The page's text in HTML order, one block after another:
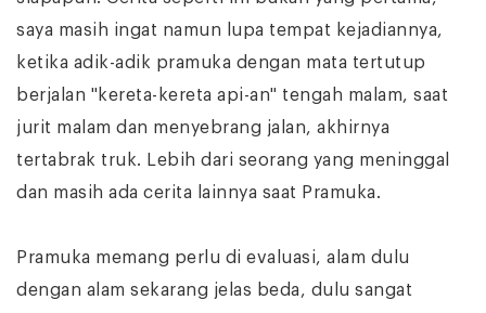
saya masih ingat namun lupa tempat kejadiannya,
ketika adik-adik pramuka dengan mata tertutup
berjalan "kereta-kereta api-an" tengah malam, saat
jurit malam dan menyebrang jalan, akhirnya
tertabrak truk. Lebih dari seorang yang meninggal
dan masih ada cerita lainnya saat Pramuka.
Pramuka memang perlu di evaluasi, alam dulu
dengan alam sekarang jelas beda, dulu sangat